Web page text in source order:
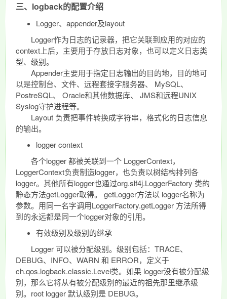
三、logback的配置介绍
Logger、appender及layout
Logger作为日志的记录器，把它关联到应用的对应的
context上后，主要用于存放日志对象，也可以定义日志类
型、级别。
Appender主要用于指定日志输出的目的地，目的地可
以是控制台、文件、远程套接字服务器、 MySQL、
PostreSQL、 Oracle和其他数据库、 JMS和远程UNIX
Syslog守护进程等。
Layout 负责把事件转换成字符串，格式化的日志信息
的输出。
logger context
各个logger 都被关联到一个 LoggerContext，
LoggerContext负责制造logger，也负责以树结构排列各
logger。其他所有logger也通过org.slf4j.LoggerFactory 类的
静态方法getLogger取得。 getLogger方法以 logger名称为
参数。用同一名字调用LoggerFactory.getLogger 方法所得
到的永远都是同一个logger对象的引用。
有效级别及级别的继承
Logger 可以被分配级别。级别包括：TRACE、
DEBUG、INFO、WARN 和 ERROR，定义于
ch.qos.logback.classic.Level类。如果 logger没有被分配级
别，那么它将从有被分配级别的最近的祖先那里继承级
别。root logger 默认级别是 DEBUG。